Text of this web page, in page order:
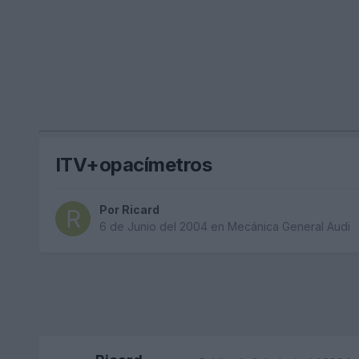
ITV+opacímetros
Por Ricard
6 de Junio del 2004 en Mecánica General Audi